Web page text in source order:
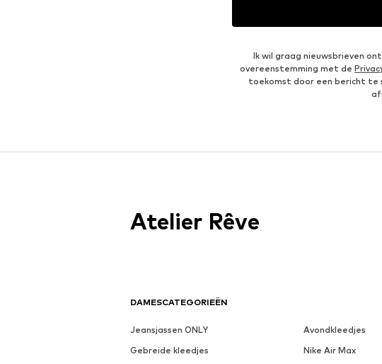
Ik wil graag nieuwsbrieven
overeenstemming met de
toekomst door een bericht te
DAMESCATEGORIEËN
Jeansjassen ONLY Avondkleedjes
Gebreide kleedjes
Nike Air Max
Atelier Rêve